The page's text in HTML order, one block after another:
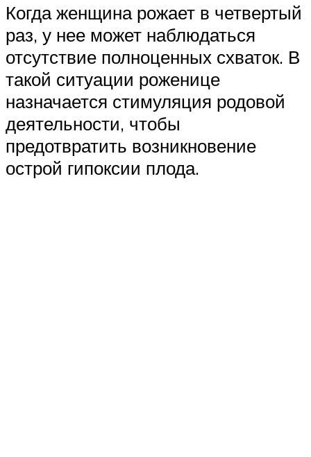
Когда женщина рожает в четвертый
раз, у нее может наблюдаться
отсутствие полноценных схваток. В
такой ситуации роженице
назначается стимуляция родовой
деятельности, чтобы
предотвратить возникновение
острой гипоксии плода.